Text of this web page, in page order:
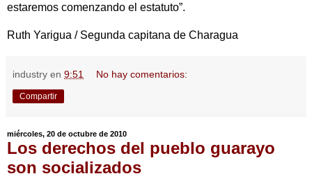
estaremos comenzando el estatuto”.
Ruth Yarigua / Segunda capitana de Charagua
industry en 9:51 No hay comentarios:
Compartir
miércoles, 20 de octubre de 2010
Los derechos del pueblo guarayo
son socializados